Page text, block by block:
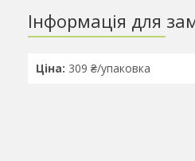
Інформація для
Ціна: 309 ₴/упаковка